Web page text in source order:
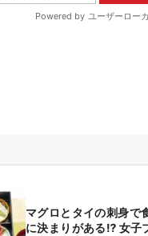
マグロとタイの刺身で
に決まりがある⁉ 女子